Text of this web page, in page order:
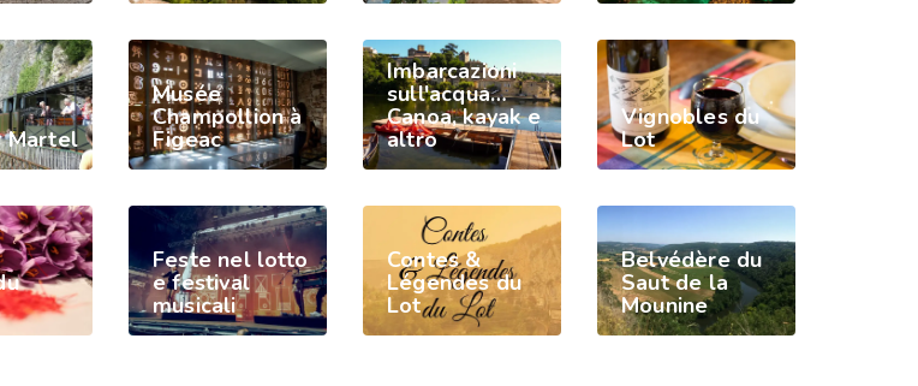
Martel
Musée
Champollion à
Figeac
Imbarcazioni
sull'acqua…
Canoa, kayak e
altro
Vignobles du
Lot
Feste nel lotto
e festival
musicali
Contes &
Légendes du
Lot
Belvédère du
Saut de la
Mounine